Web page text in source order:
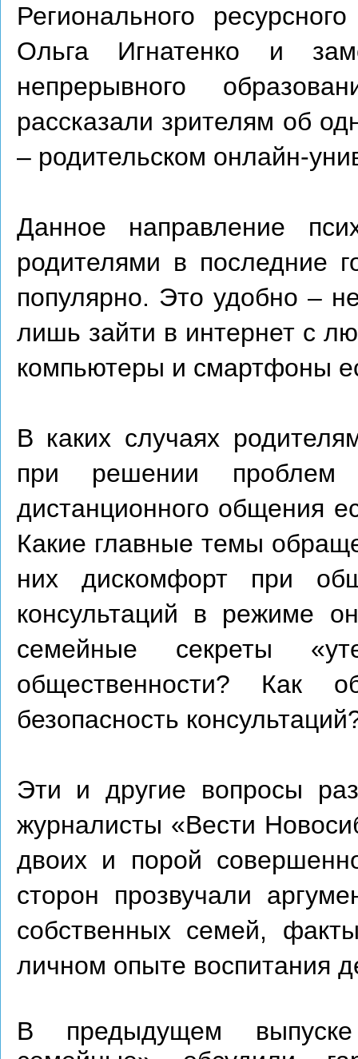
Регионального
Ольга Игнатенко и
непрерывного
рассказали зрителям об
– родительском онлайн-
Данное направление
родителями в последние
популярно. Это удобно –
лишь зайти в интернет с
компьютеры и смартфоны
В каких случаях
при решении
дистанционного общения
Какие главные темы
них дискомфорт при
консультаций в режиме
семейные секреты
общественности? Как
безопасность
Эти и другие вопросы
журналисты «Вести
двоих и порой
сторон прозвучали
собственных семей,
личном опыте воспитания
В предыдущем